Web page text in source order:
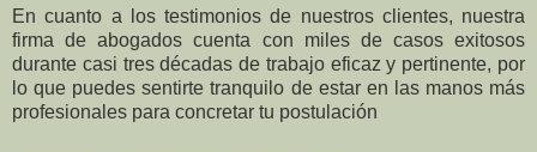
En cuanto a los testimonios de nuestros clientes, nuestra
firma de abogados cuenta con miles de casos exitosos
durante casi tres décadas de trabajo eficaz y pertinente, por
lo que puedes sentirte tranquilo de estar en las manos más
profesionales para concretar tu postulación